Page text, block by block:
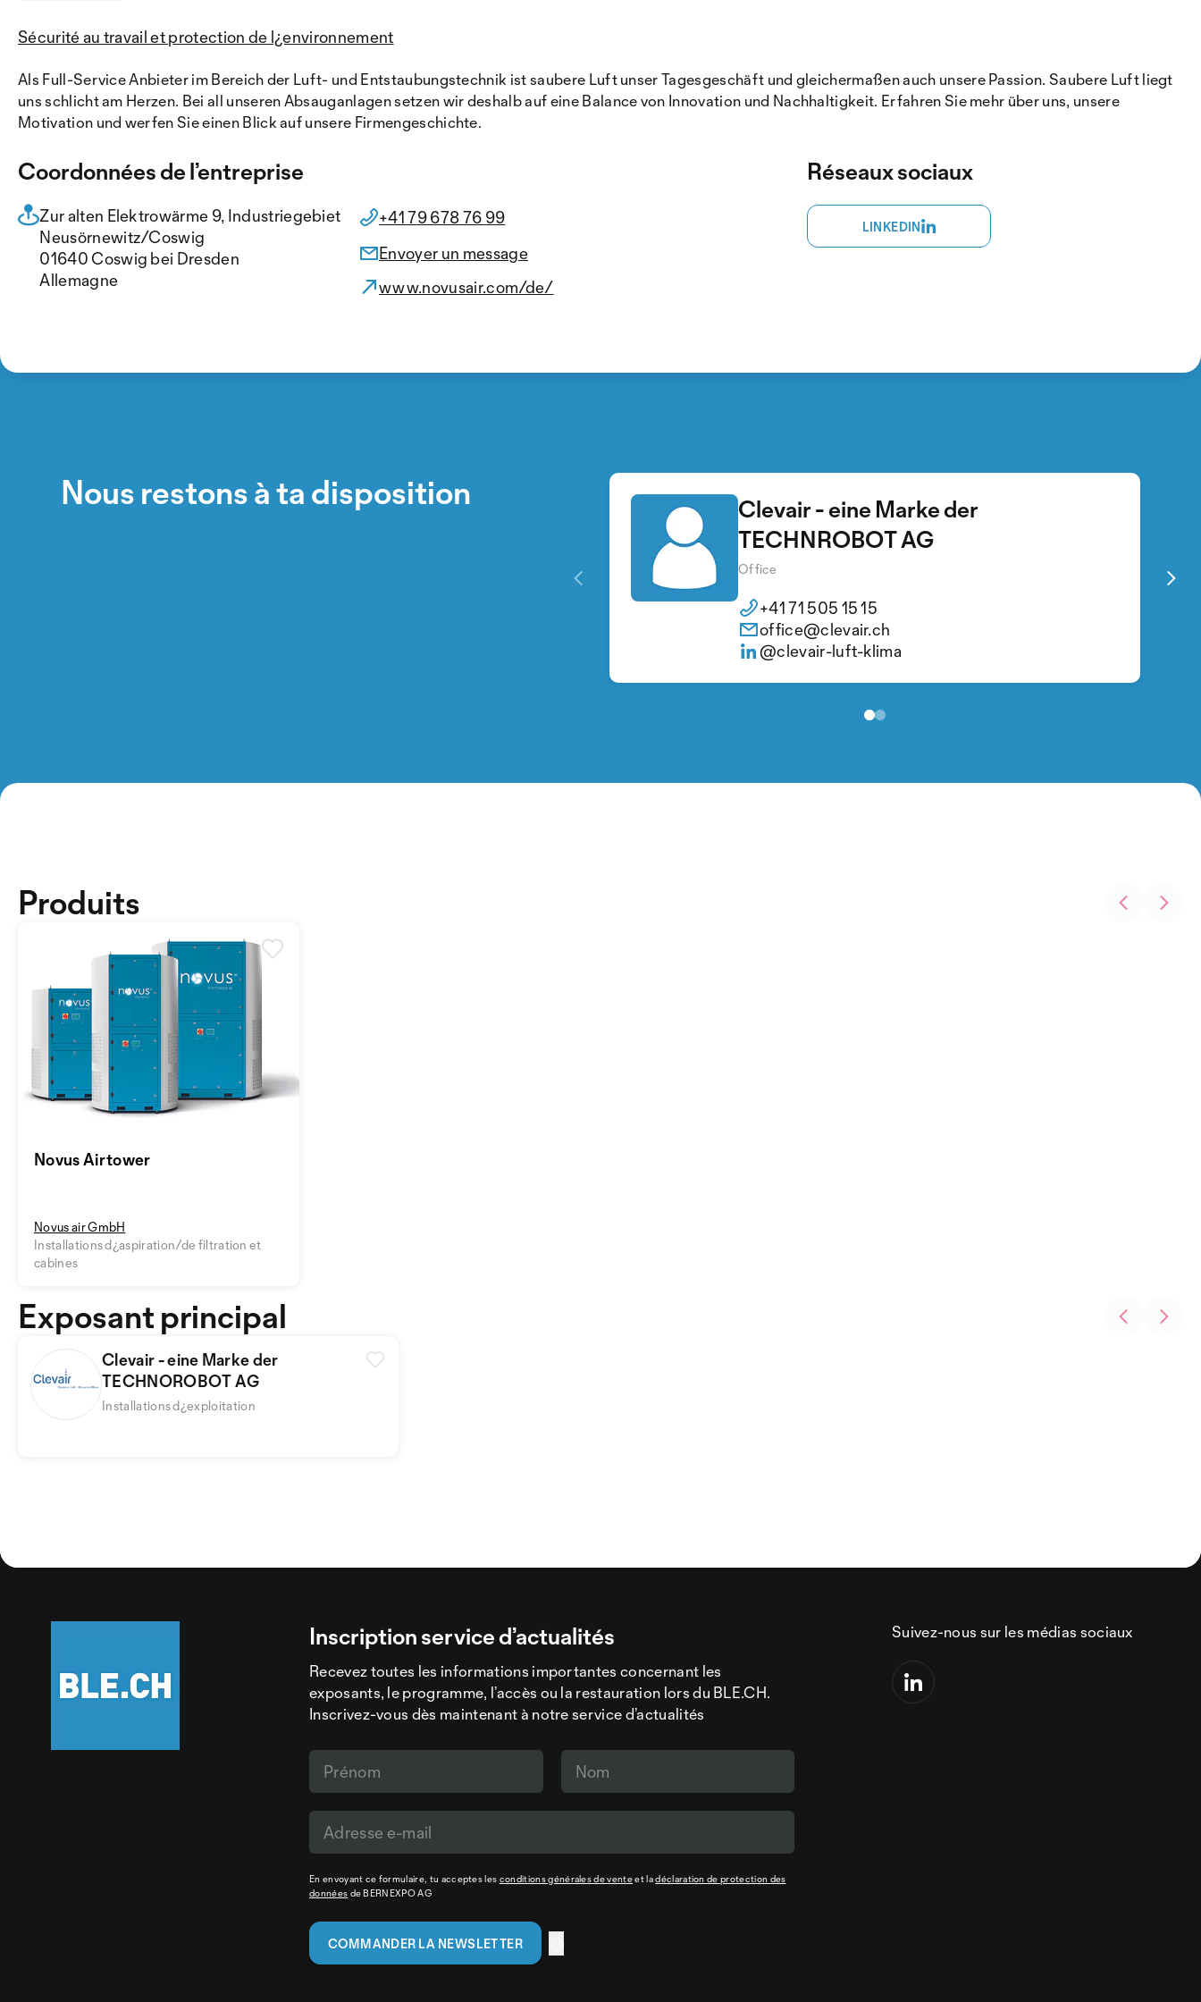
Sécurité au travail et protection de l¿environnement
Als Full-Service Anbieter im Bereich der Luft- und Entstaubungstechnik ist saubere Luft unser Tagesgeschäft und gleichermaßen auch unsere Passion. Saubere Luft liegt
uns schlicht am Herzen. Bei all unseren Absauganlagen setzen wir deshalb auf eine Balance von Innovation und Nachhaltigkeit. Erfahren Sie mehr über uns, unsere
Motivation und werfen Sie einen Blick auf unsere Firmengeschichte.
Coordonnées de l’entreprise
Zur alten Elektrowärme 9, Industriegebiet
Neusörnewitz/Coswig
01640 Coswig bei Dresden
Allemagne
+41 79 678 76 99
Envoyer un message
www.novusair.com/de/
Réseaux sociaux
LINKEDIN
Nous restons à ta disposition
Clevair - eine Marke der
TECHNROBOT AG
Office
+41 71 505 15 15
office@clevair.ch
@clevair-luft-klima
NOVUS AIR GMBH
Novus Airtower
Novus air GmbH
Installations d¿aspiration/de filtration et
cabines
Produits
Clevair - eine Marke der
TECHNOROBOT AG
Installations d¿exploitation
Exposant principal
Inscription service d’actualités
Recevez toutes les informations importantes concernant les
exposants, le programme, l’accès ou la restauration lors du BLE.CH.
Inscrivez-vous dès maintenant à notre service d’actualités
En envoyant ce formulaire, tu acceptes les conditions générales de venteet ladéclaration de protection des
données de BERNEXPO AG
Suivez-nous sur les médias sociaux